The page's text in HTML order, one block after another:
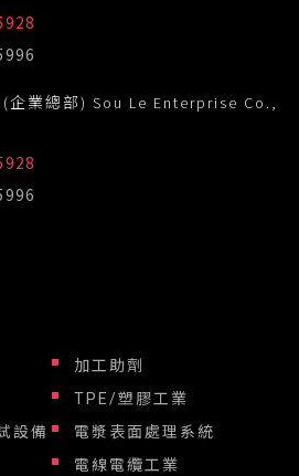
企業總部) Sou Le Enterprise Co.,
加工助劑
TPE/塑膠工業
設備
電漿表面處理系統
電線電纜工業